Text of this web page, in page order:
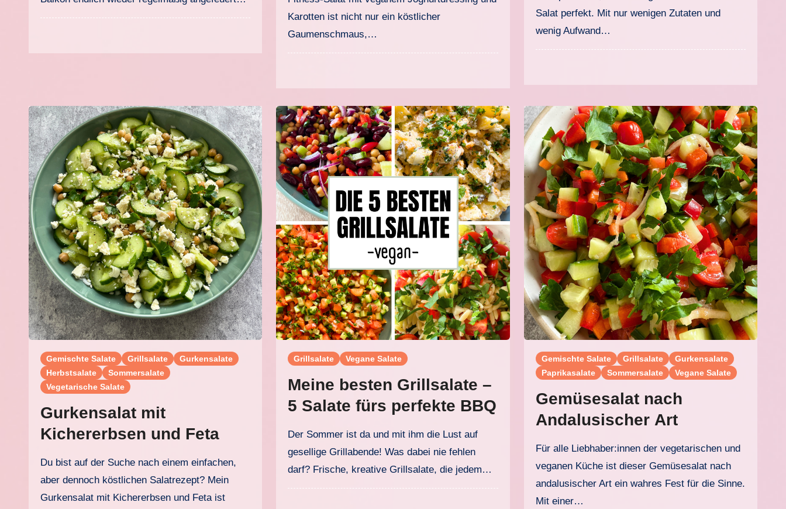
Karotten ist nicht nur ein köstlicher
Gaumenschmaus,…
Salat perfekt. Mit nur wenigen Zutaten und
wenig Aufwand…
Gemischte Salate Grillsalate
Gurkensalate
Herbstsalate
Sommersalate
Vegetarische Salate
Gurkensalat mit
Kichererbsen und Feta
Du bist auf der Suche nach einem einfachen,
aber dennoch köstlichen Salatrezept? Mein
Gurkensalat mit Kichererbsen und Feta ist
Grillsalate Vegane Salate
Meine besten Grillsalate –
5 Salate fürs perfekte BBQ
Der Sommer ist da und mit ihm die Lust auf
gesellige Grillabende! Was dabei nie fehlen
darf? Frische, kreative Grillsalate, die jedem…
Gemischte Salate Grillsalate
Gurkensalate
Paprikasalate
Sommersalate Vegane Salate
Gemüsesalat nach
Andalusischer Art
Für alle Liebhaber:innen der vegetarischen und
veganen Küche ist dieser Gemüsesalat nach
andalusischer Art ein wahres Fest für die Sinne.
Mit einer…